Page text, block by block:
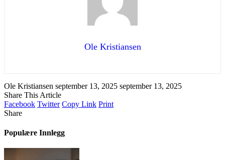
Ole Kristiansen
Ole Kristiansen september 13, 2025 september 13, 2025
Share This Article
Facebook Twitter Copy Link Print
Share
Populære Innlegg